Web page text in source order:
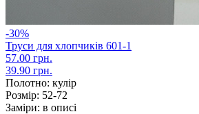
-30%
Труси для хлопчиків 601-1
57.00 грн.
39.90 грн.
Полотно: кулір
Розмір: 52-72
Заміри: в описі